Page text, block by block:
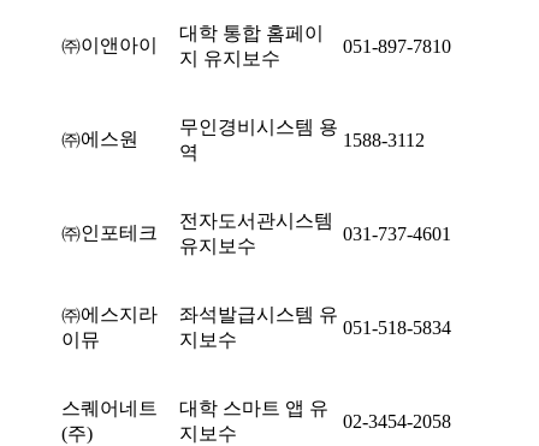
㈜이앤아이
대학 통합 홈페이
지 유지보수
051-897-7810
㈜에스원
무인경비시스템 용
역
1588-3112
㈜인포테크
전자도서관시스템
유지보수
031-737-4601
㈜에스지라
이뮤
좌석발급시스템 유
지보수
051-518-5834
스퀘어네트
(주)
대학 스마트 앱 유
지보수
02-3454-2058